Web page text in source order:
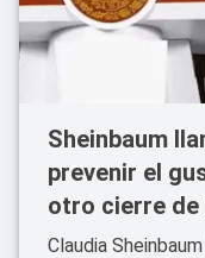
Sheinbaum
prevenir el
otro cierre
Claudia